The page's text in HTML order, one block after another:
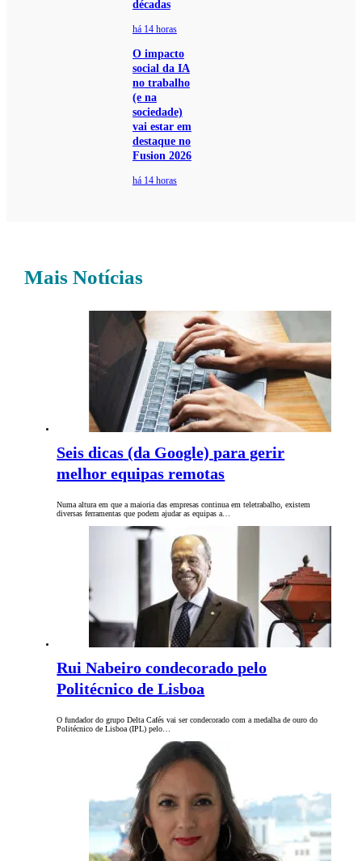
décadas
há 14 horas
O impacto
social da IA
no trabalho
(e na
sociedade)
vai estar em
destaque no
Fusion 2026
há 14 horas
Mais Notícias
Seis dicas (da Google) para gerir
melhor equipas remotas
Numa altura em que a maioria das empresas continua em teletrabalho, existem
diversas ferramentas que podem ajudar as equipas a…
Rui Nabeiro condecorado pelo
Politécnico de Lisboa
O fundador do grupo Delta Cafés vai ser condecorado com a medalha de ouro do
Politécnico de Lisboa (IPL) pelo…